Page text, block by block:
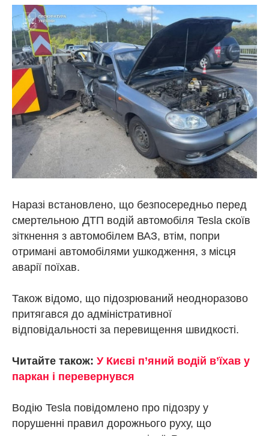
Наразі встановлено, що безпосередньо перед
смертельною ДТП водій автомобіля Tesla скоїв
зіткнення з автомобілем ВАЗ, втім, попри
отримані автомобілями ушкодження, з місця
аварії поїхав.
Також відомо, що підозрюваний неодноразово
притягався до адміністративної
відповідальності за перевищення швидкості.
Читайте також: У Києві п’яний водій в’їхав у
паркан і перевернувся
Водію Tesla повідомлено про підозру у
порушенні правил дорожнього руху, що